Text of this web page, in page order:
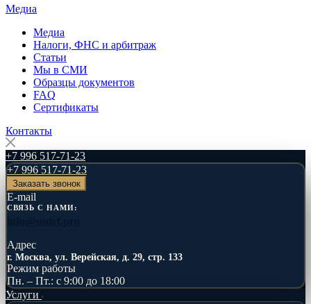
Медиа
Медиа
Налоги, ФНС и арбитраж
Статьи
Мы в СМИ
Образцы документов
FAQ
Сертификаты
Контакты
+7 996 517-71-23
+7 996 517-71-23
Заказать звонок
E-mail
СВЯЗЬ С НАМИ:
Адрес
г. Москва, ул. Верейская, д. 29, стр. 133
Режим работы
Пн. – Пт.: с 9:00 до 18:00
Услуги